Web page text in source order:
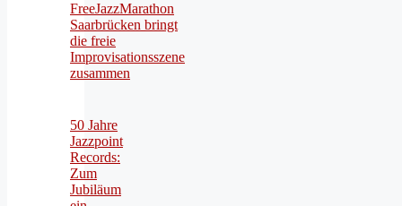
FreeJazzMarathon
Saarbrücken bringt
die freie
Improvisationsszene
zusammen
50 Jahre
Jazzpoint
Records:
Zum
Jubiläum